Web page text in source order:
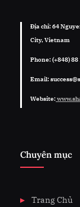
Địa chỉ: 64
City, Vietnam
Phone: (+848) 88
Email:
Website:
Chuyên mục
Trang Chủ